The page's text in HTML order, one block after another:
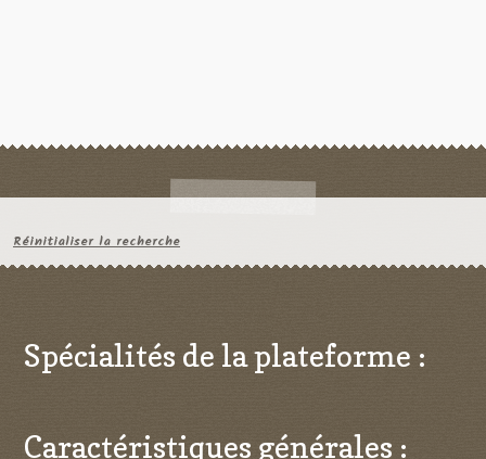
Réinitialiser la recherche
Spécialités de la plateforme :
Caractéristiques générales :